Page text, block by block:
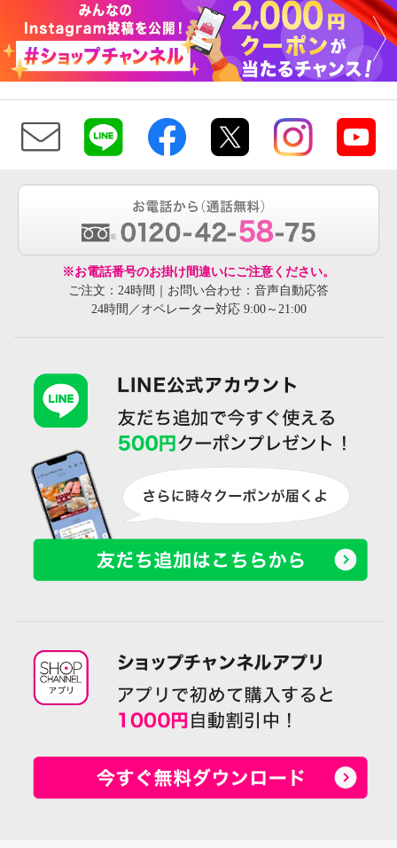
※お電話番号のお掛け間違いにご注意ください。
ご注文：24時間｜お問い合わせ：音声自動応答
24時間／オペレーター対応 9:00～21:00